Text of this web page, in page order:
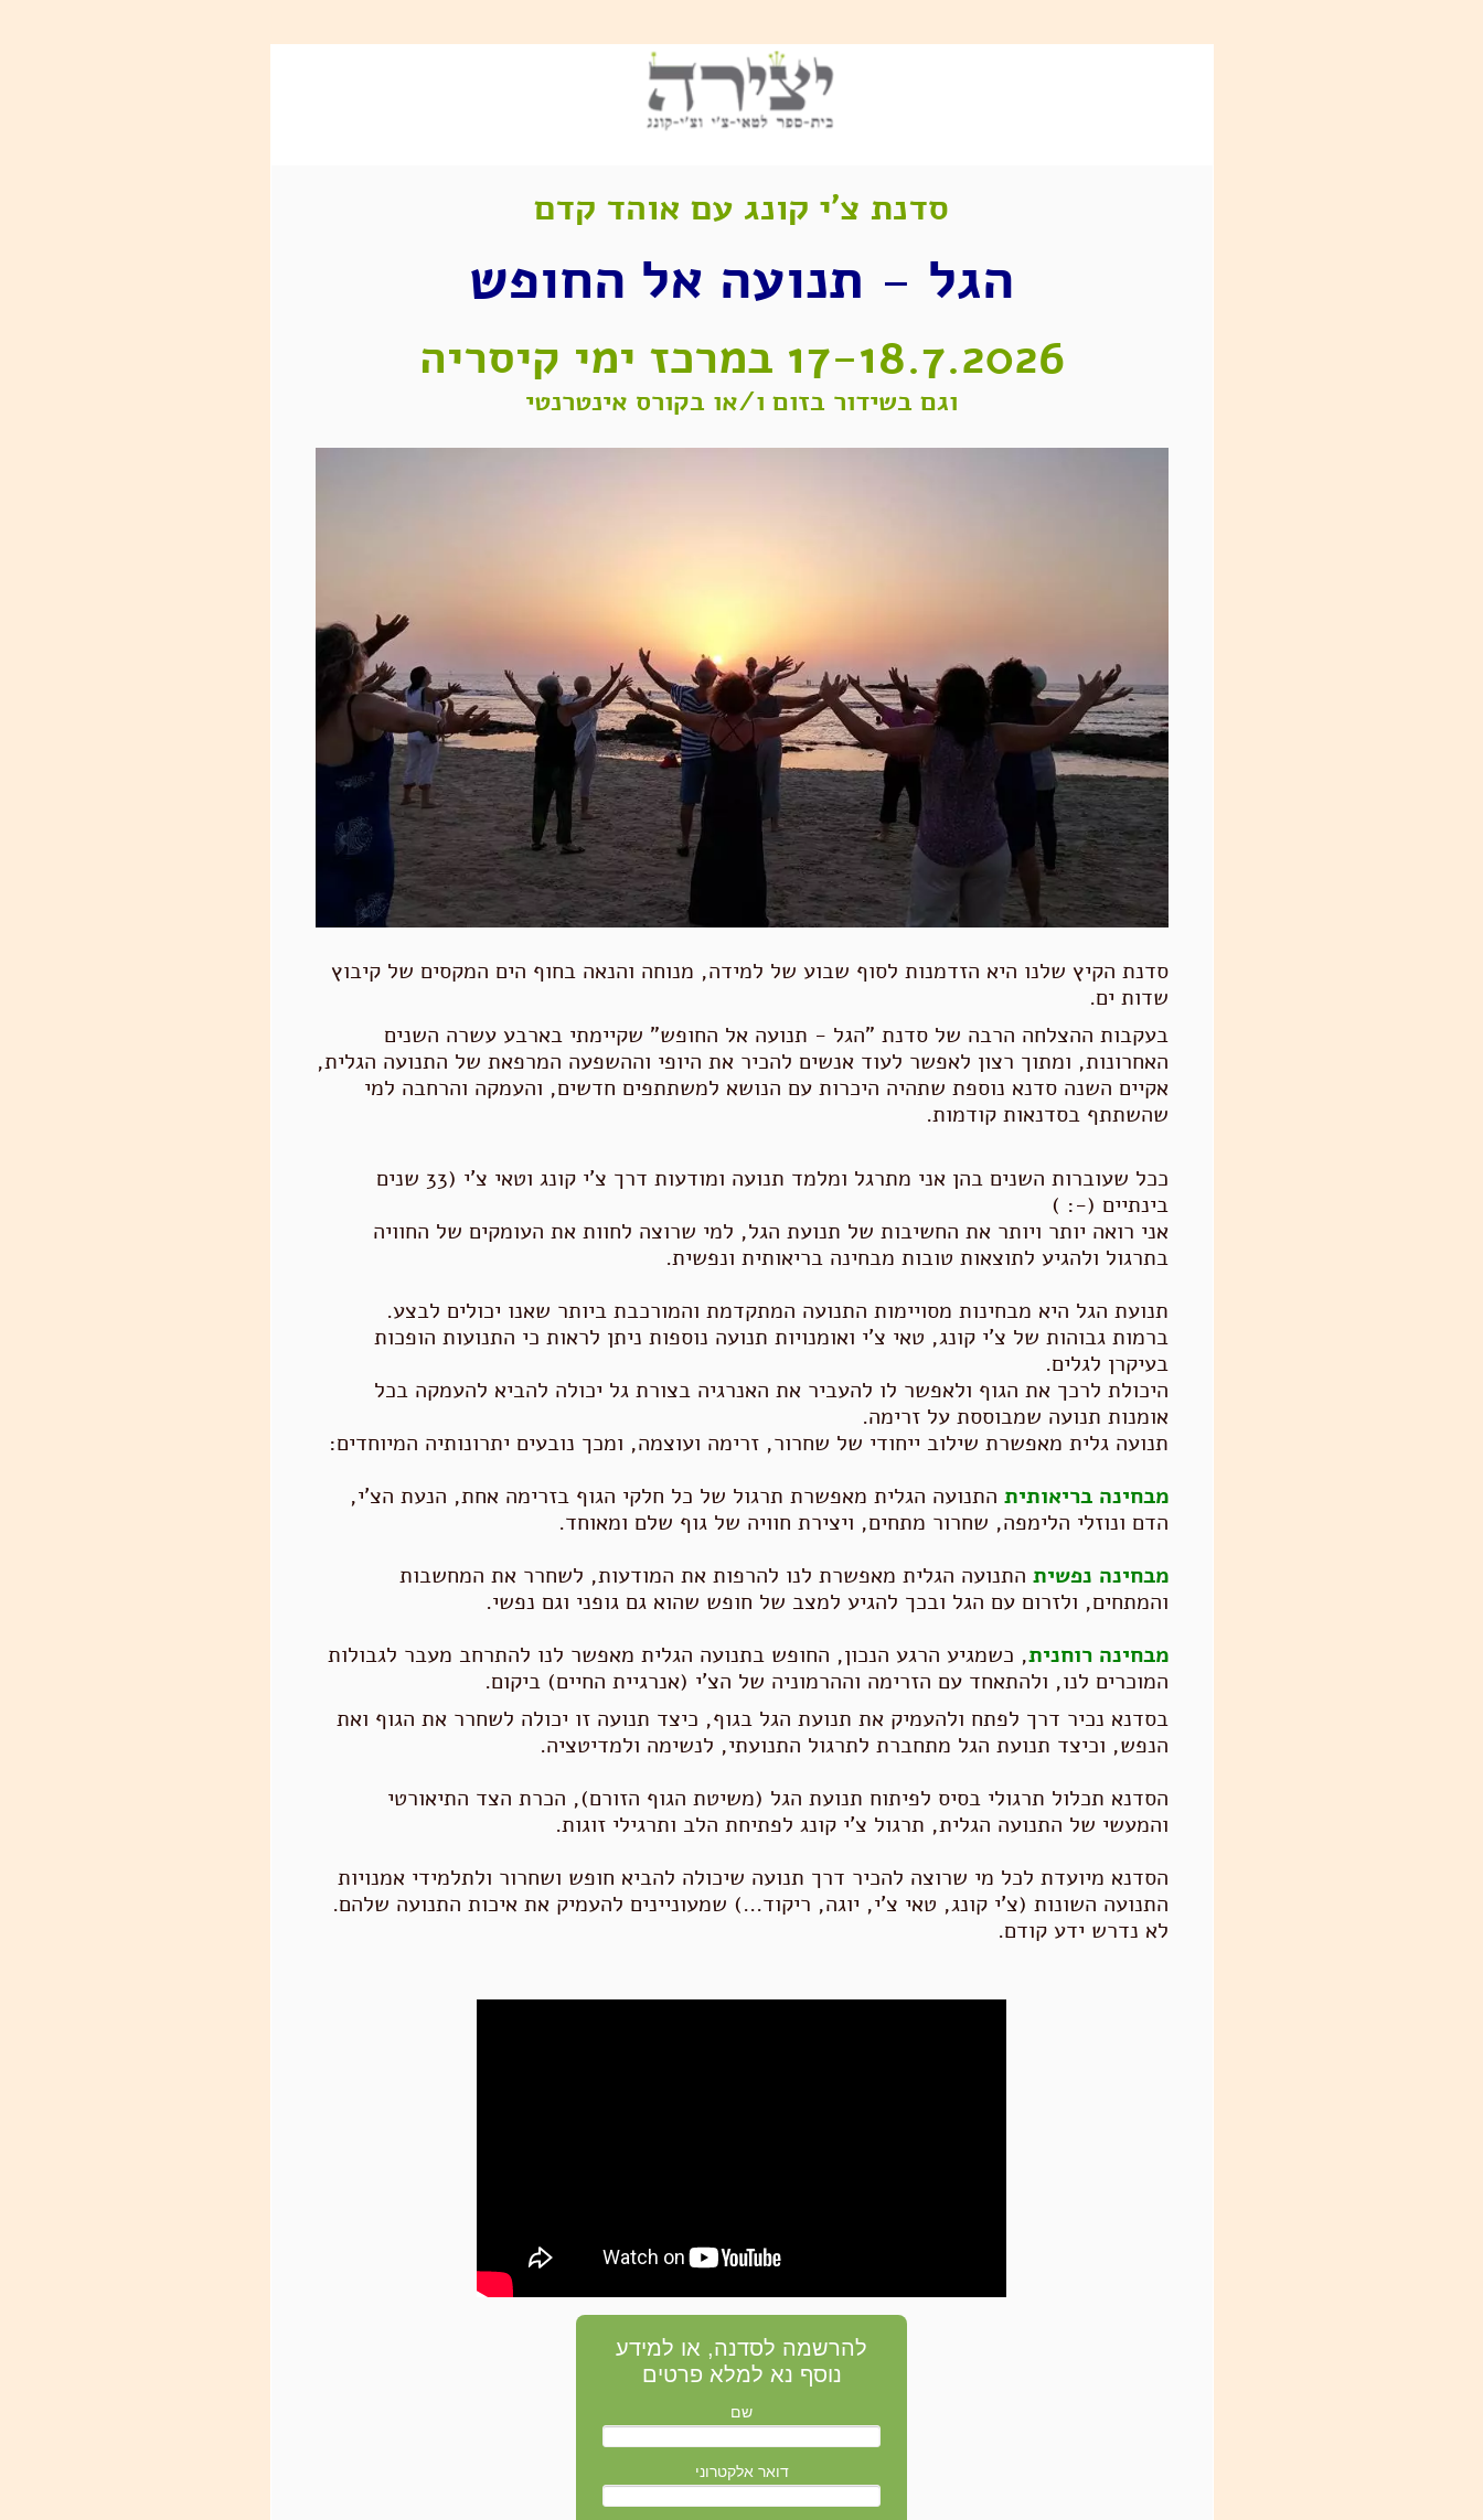
סדנת צ'י קונג עם אוהד קדם
הגל - תנועה אל החופש
17-18.7.2026 במרכז ימי קיסריה
וגם בשידור בזום ו/או בקורס אינטרנטי
סדנת הקיץ שלנו היא הזדמנות לסוף שבוע של למידה, מנוחה והנאה בחוף הים המקסים של קיבוץ
שדות ים.
בעקבות ההצלחה הרבה של סדנת "הגל - תנועה אל החופש" שקיימתי בארבע עשרה השנים
האחרונות, ומתוך רצון לאפשר לעוד אנשים להכיר את היופי וההשפעה המרפאת של התנועה הגלית,
אקיים השנה סדנא נוספת שתהיה היכרות עם הנושא למשתתפים חדשים, והעמקה והרחבה למי
שהשתתף בסדנאות קודמות.
ככל שעוברות השנים בהן אני מתרגל ומלמד תנועה ומודעות דרך צ'י קונג וטאי צ'י (33 שנים
בינתיים (-: )
אני רואה יותר ויותר את החשיבות של תנועת הגל, למי שרוצה לחוות את העומקים של החוויה
בתרגול ולהגיע לתוצאות טובות מבחינה בריאותית ונפשית.
תנועת הגל היא מבחינות מסויימות התנועה המתקדמת והמורכבת ביותר שאנו יכולים לבצע.
ברמות גבוהות של צ'י קונג, טאי צ'י ואומנויות תנועה נוספות ניתן לראות כי התנועות הופכות
בעיקרן לגלים.
היכולת לרכך את הגוף ולאפשר לו להעביר את האנרגיה בצורת גל יכולה להביא להעמקה בכל
אומנות תנועה שמבוססת על זרימה.
תנועה גלית מאפשרת שילוב ייחודי של שחרור, זרימה ועוצמה, ומכך נובעים יתרונותיה המיוחדים:
מבחינה בריאותית התנועה הגלית מאפשרת תרגול של כל חלקי הגוף בזרימה אחת, הנעת הצ'י,
הדם ונוזלי הלימפה, שחרור מתחים, ויצירת חוויה של גוף שלם ומאוחד.
מבחינה נפשית התנועה הגלית מאפשרת לנו להרפות את המודעות, לשחרר את המחשבות
והמתחים, ולזרום עם הגל ובכך להגיע למצב של חופש שהוא גם גופני וגם נפשי.
מבחינה רוחנית, כשמגיע הרגע הנכון, החופש בתנועה הגלית מאפשר לנו להתרחב מעבר לגבולות
המוכרים לנו, ולהתאחד עם הזרימה וההרמוניה של הצ'י (אנרגיית החיים) ביקום.
בסדנא נכיר דרך לפתח ולהעמיק את תנועת הגל בגוף, כיצד תנועה זו יכולה לשחרר את הגוף ואת
הנפש, וכיצד תנועת הגל מתחברת לתרגול התנועתי, לנשימה ולמדיטציה.
הסדנא תכלול תרגולי בסיס לפיתוח תנועת הגל (משיטת הגוף הזורם), הכרת הצד התיאורטי
והמעשי של התנועה הגלית, תרגול צ'י קונג לפתיחת הלב ותרגילי זוגות.
הסדנא מיועדת לכל מי שרוצה להכיר דרך תנועה שיכולה להביא חופש ושחרור ולתלמידיאמנויות
התנועה השונות (צ'י קונג, טאי צ'י, יוגה, ריקוד...) שמעוניינים להעמיק את איכות התנועה שלהם.
לא נדרש ידע קודם.
להרשמה לסדנה, או למידע
נוסף נא למלא פרטים
שם
דואר אלקטרוני